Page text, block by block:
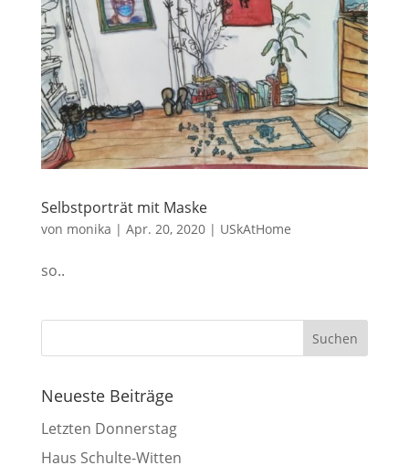
Selbstporträt mit Maske
von monika | Apr. 20, 2020| USkAtHome
so..
Neueste Beiträge
Letzten Donnerstag
Haus Schulte-Witten